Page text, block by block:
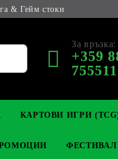
& Гейм стоки
За връзка:
+359
КАРТОВИ ИГРИ